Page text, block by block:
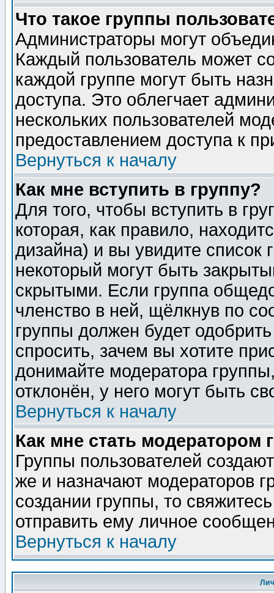
Что такое группы
Администраторы могут
Каждый пользователь может
каждой группе могут быть
доступа. Это облегчает
нескольких пользователей
предоставлением доступа к
Вернуться к началу
Как мне вступить в группу?
Для того, чтобы вступить в
которая, как правило,
дизайна) и вы увидите список
некоторый могут быть
скрытыми. Если группа
членство в ней, щёлкнув по
группы должен будет
спросить, зачем вы хотите
донимайте модератора
отклонён, у него могут быть
Вернуться к началу
Как мне стать модератором
Группы пользователей
же и назначают модераторов
создании группы, то
отправить ему личное
Вернуться к началу